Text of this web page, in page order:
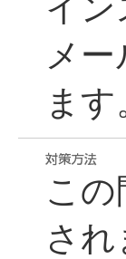
イン
メ
ます
こ
され